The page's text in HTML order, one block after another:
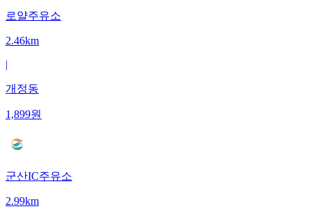
로얄주유소
2.46km
|
개정동
1,899원
군산IC주유소
2.99km